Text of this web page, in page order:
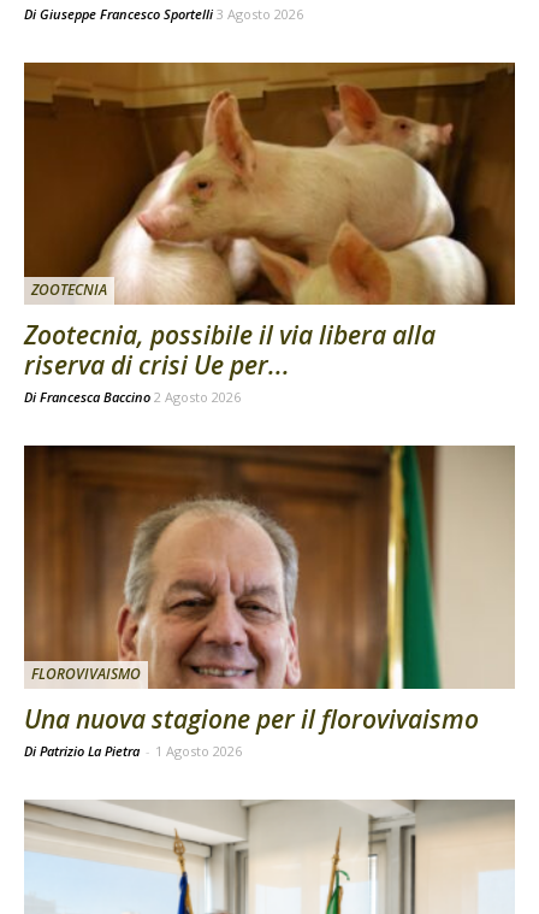
Di Giuseppe Francesco Sportelli 3 Agosto 2026
ZOOTECNIA
Zootecnia, possibile il via libera alla
riserva di crisi Ue per...
Di Francesca Baccino 2 Agosto 2026
FLOROVIVAISMO
Una nuova stagione per il florovivaismo
Di Patrizio La Pietra - 1 Agosto 2026